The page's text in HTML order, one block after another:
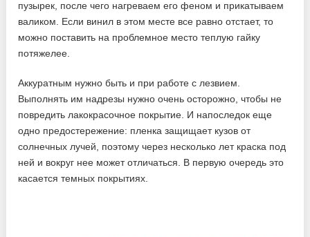
пузырек, после чего нагреваем его феном и прикатываем
валиком. Если винил в этом месте все равно отстает, то
можно поставить на проблемное место теплую гайку
потяжелее.
Аккуратным нужно быть и при работе с лезвием.
Выполнять им надрезы нужно очень осторожно, чтобы не
повредить лакокрасочное покрытие. И напоследок еще
одно предостережение: пленка защищает кузов от
солнечных лучей, поэтому через несколько лет краска под
ней и вокруг нее может отличаться. В первую очередь это
касается темных покрытиях.